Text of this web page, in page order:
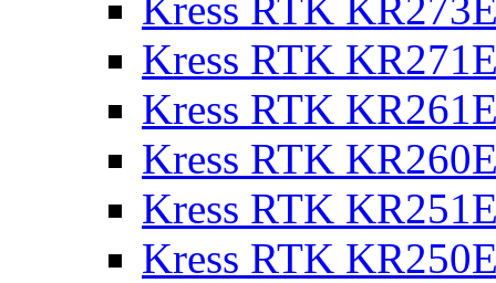
Kress RTK
Kress RTK
Kress RTK
Kress RTK
Kress RTK